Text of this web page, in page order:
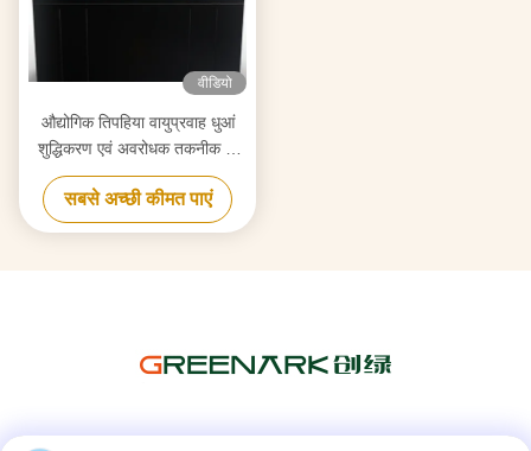
वीडियो
औद्योगिक तिपहिया वायुप्रवाह धुआं
शुद्धिकरण एवं अवरोधक तकनीक के
साथ टेपन्याकी ग्रिल
सबसे अच्छी कीमत पाएं